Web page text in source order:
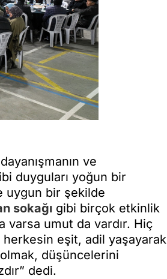
ve
duyguları yoğun bir
uygun bir şekilde
sokağı gibi birçok etkinlik
varsa umut da vardır. Hiç
herkesin eşit, adil yaşayarak
düşüncelerini
dedi.